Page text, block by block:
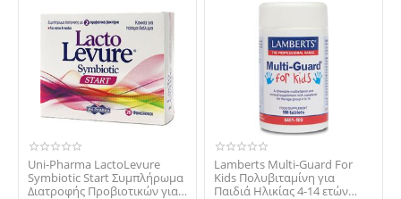
Uni-Pharma LactoLevure
Symbiotic Start Συμπλήρωμα
Διατροφής Προβιοτικών για
Lamberts Multi-Guard For
Kids Πολυβιταμίνη για
Παιδιά Ηλικίας 4-14 ετών